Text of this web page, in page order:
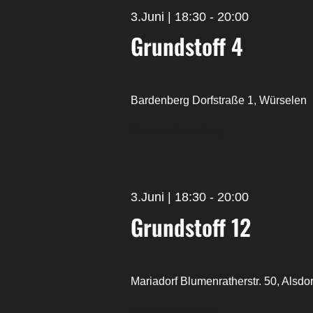
Grundstoff 4
3.Juni | 18:30 - 20:00
Bardenberg Dorfstraße 1, Würselen
Grundstoff 12
3.Juni | 18:30 - 20:00
Mariadorf Blumenratherstr. 50,